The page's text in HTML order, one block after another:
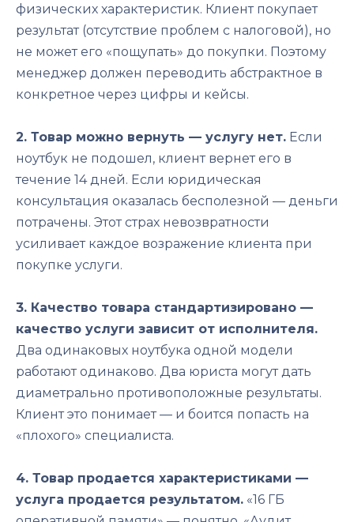
физических характеристик. Клиент покупает
результат (отсутствие проблем с налоговой), но
не может его «пощупать» до покупки. Поэтому
менеджер должен переводить абстрактное в
конкретное через цифры и кейсы.
2. Товар можно вернуть — услугу нет. Если
ноутбук не подошел, клиент вернет его в
течение 14 дней. Если юридическая
консультация оказалась бесполезной — деньги
потрачены. Этот страх невозвратности
усиливает каждое возражение клиента при
покупке услуги.
3. Качество товара стандартизировано —
качество услуги зависит от исполнителя.
Два одинаковых ноутбука одной модели
работают одинаково. Два юриста могут дать
диаметрально противоположные результаты.
Клиент это понимает — и боится попасть на
«плохого» специалиста.
4. Товар продается характеристиками —
услуга продается результатом. «16 ГБ